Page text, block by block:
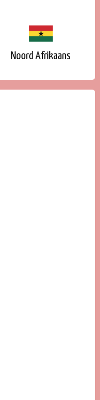
Noord Afrikaans